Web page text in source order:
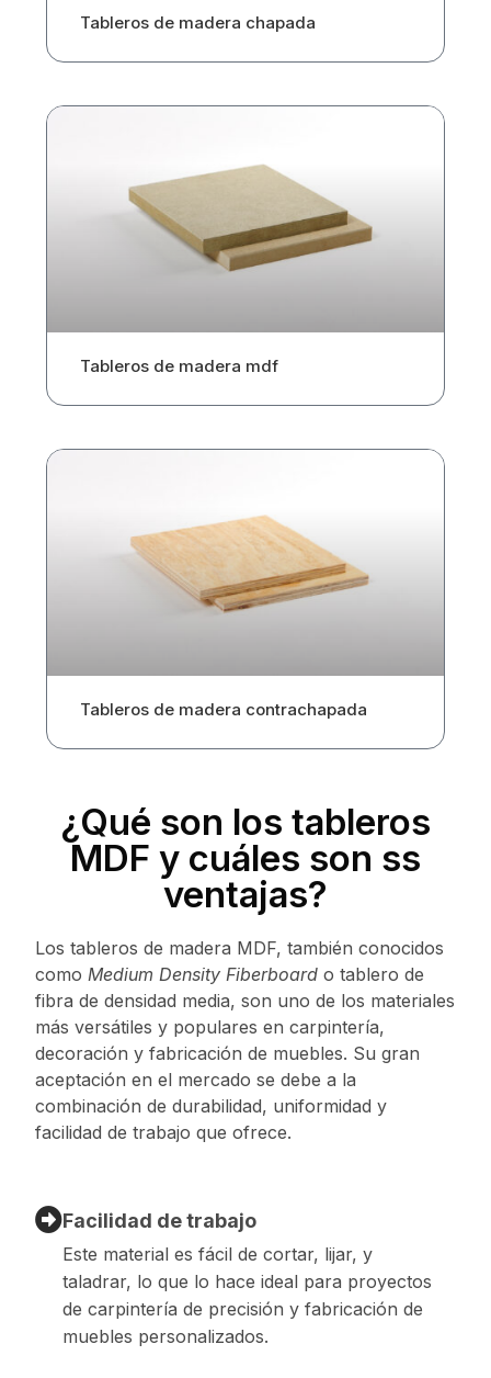
Tableros de madera chapada
Tableros de madera mdf
Tableros de madera contrachapada
¿Qué son los tableros
MDF y cuáles son ss
ventajas?
Los tableros de madera MDF, también conocidos
como Medium Density Fiberboard o tablero de
fibra de densidad media, son uno de los materiales
más versátiles y populares en carpintería,
decoración y fabricación de muebles. Su gran
aceptación en el mercado se debe a la
combinación de durabilidad, uniformidad y
facilidad de trabajo que ofrece.
Facilidad de trabajo
Este material es fácil de cortar, lijar, y
taladrar, lo que lo hace ideal para proyectos
de carpintería de precisión y fabricación de
muebles personalizados.